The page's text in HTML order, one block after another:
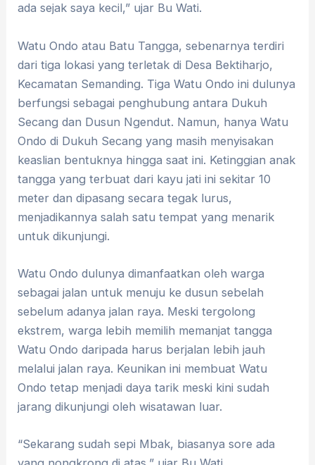
ada sejak saya kecil,” ujar Bu Wati.
Watu Ondo atau Batu Tangga, sebenarnya terdiri
dari tiga lokasi yang terletak di Desa Bektiharjo,
Kecamatan Semanding. Tiga Watu Ondo ini dulunya
berfungsi sebagai penghubung antara Dukuh
Secang dan Dusun Ngendut. Namun, hanya Watu
Ondo di Dukuh Secang yang masih menyisakan
keaslian bentuknya hingga saat ini. Ketinggian anak
tangga yang terbuat dari kayu jati ini sekitar 10
meter dan dipasang secara tegak lurus,
menjadikannya salah satu tempat yang menarik
untuk dikunjungi.
Watu Ondo dulunya dimanfaatkan oleh warga
sebagai jalan untuk menuju ke dusun sebelah
sebelum adanya jalan raya. Meski tergolong
ekstrem, warga lebih memilih memanjat tangga
Watu Ondo daripada harus berjalan lebih jauh
melalui jalan raya. Keunikan ini membuat Watu
Ondo tetap menjadi daya tarik meski kini sudah
jarang dikunjungi oleh wisatawan luar.
“Sekarang sudah sepi Mbak, biasanya sore ada